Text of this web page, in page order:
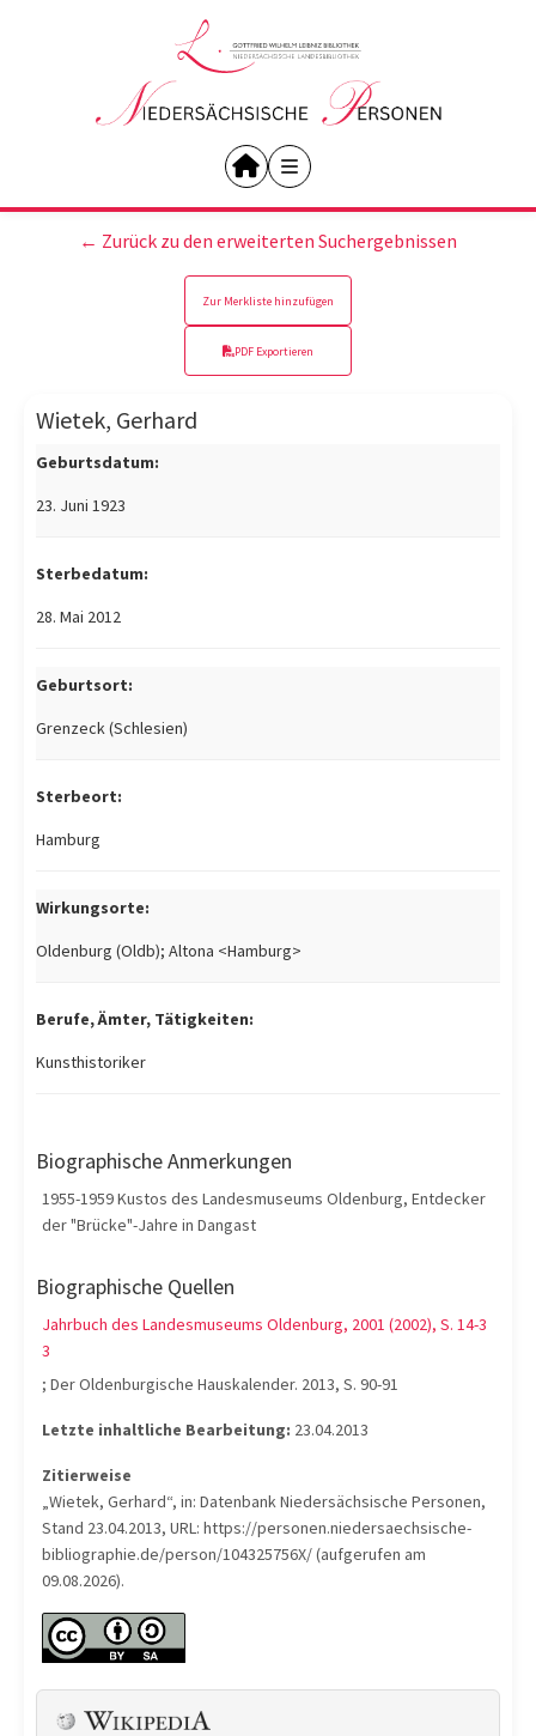
← Zurück zu den erweiterten Suchergebnissen
Zur Merkliste hinzufügen
PDF Exportieren
Wietek, Gerhard
Geburtsdatum:
23. Juni 1923
Sterbedatum:
28. Mai 2012
Geburtsort:
Grenzeck (Schlesien)
Sterbeort:
Hamburg
Wirkungsorte:
Oldenburg (Oldb); Altona <Hamburg>
Berufe, Ämter, Tätigkeiten:
Kunsthistoriker
Biographische Anmerkungen
1955-1959 Kustos des Landesmuseums Oldenburg, Entdecker
der "Brücke"-Jahre in Dangast
Biographische Quellen
Jahrbuch des Landesmuseums Oldenburg, 2001 (2002), S. 14-3
3
; Der Oldenburgische Hauskalender. 2013, S. 90-91
Letzte inhaltliche Bearbeitung: 23.04.2013
Zitierweise
„Wietek, Gerhard“, in: Datenbank Niedersächsische Personen,
Stand 23.04.2013, URL: https://personen.niedersaechsische-
bibliographie.de/person/104325756X/ (aufgerufen am
09.08.2026).